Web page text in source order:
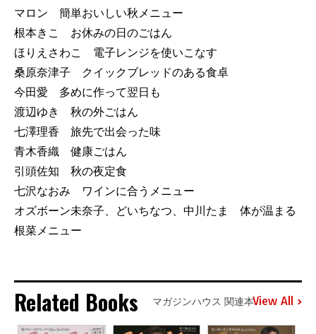
マロン 簡単おいしい秋メニュー
根本きこ お休みの日のごはん
ほりえさわこ 電子レンジを使いこなす
桑原奈津子 クイックブレッドのある食卓
今田愛 多めに作って翌日も
渡辺ゆき 秋の外ごはん
七澤理香 旅先で出会った味
青木香織 健康ごはん
引頭佐知 秋の夜定食
七沢なおみ ワインに合うメニュー
オズボーン未奈子、どいちなつ、中川たま 体が温まる
根菜メニュー
Related Books マガジンハウス 関連本View All